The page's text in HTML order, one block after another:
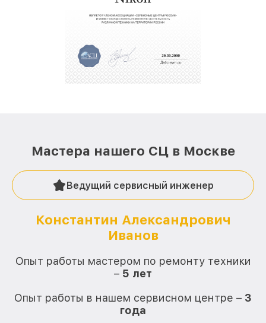
За годы своей деятельности мы получали только
репутацию. Мы постоянно совершенствуемся и
стараемся каждый день делать наш сервис еще
Мастера нашего СЦ в Москве
Ведущий сервисный инженер
Константин Александрович
Иванов
Опыт работы мастером по ремонту техники
– 5 лет
Опыт работы в нашем сервисном центре – 3
года